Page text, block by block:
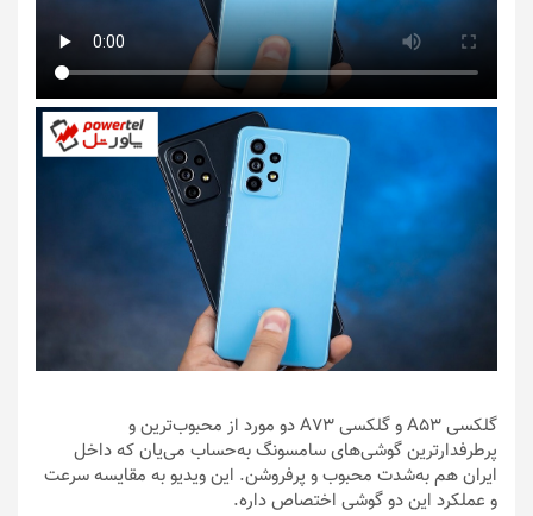
گلکسی A53 و گلکسی A73 دو مورد از محبوب‌ترین و
پرطرفدارترین گوشی‌های سامسونگ به‌حساب می‌یان که داخل
ایران هم به‌شدت محبوب و پرفروشن. این ویدیو به مقایسه سرعت
و عملکرد این دو گوشی اختصاص داره.